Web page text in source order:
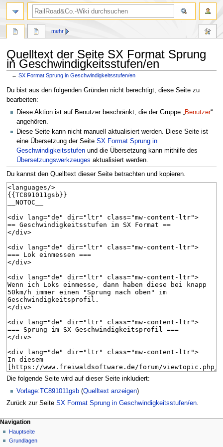
Quelltext der Seite SX Format Sprung
in Geschwindigkeitsstufen/en
←SX Format Sprung in Geschwindigkeitsstufen/en
Zur
Navigation
springen
Zur
Suche
springen
Du bist aus den folgenden Gründen nicht berechtigt, diese Seite zu
bearbeiten:
Diese Aktion ist auf Benutzer beschränkt, die der Gruppe „Benutzer“
angehören.
Diese Seite kann nicht manuell aktualisiert werden. Diese Seite ist
eine Übersetzung der Seite SX Format Sprung in
Geschwindigkeitsstufen und die Übersetzung kann mithilfe des
Übersetzungswerkzeuges aktualisiert werden.
Du kannst den Quelltext dieser Seite betrachten und kopieren.
Die folgende Seite wird auf dieser Seite inkludiert:
Vorlage:TC891011gsb (Quelltext anzeigen)
Zurück zur Seite SX Format Sprung in Geschwindigkeitsstufen/en.
N
a
Seitenaktionen
Seite
Diskussion
mehr
Meine Werkzeuge
Deutsch
Anmelden
Navigation
Hauptseite
Grundlagen
Suche